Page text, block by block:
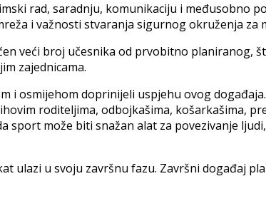
rad, saradnju, komunikaciju i međusobno
i važnosti stvaranja sigurnog okruženja za
veći broj učesnika od prvobitno planiranog,
zajednicama.
i osmijehom doprinijeli uspjehu ovog
roditeljima, odbojkašima, košarkašima,
može biti snažan alat za povezivanje
ulazi u svoju završnu fazu. Završni događaj